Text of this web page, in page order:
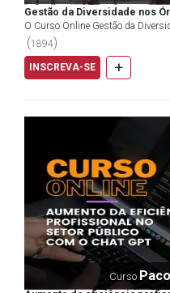
Gestão da Diversidade nos
O Curso Online Gestão da
dividido em cinco módulos
(1894)
INSCREVA-SE +
Curso